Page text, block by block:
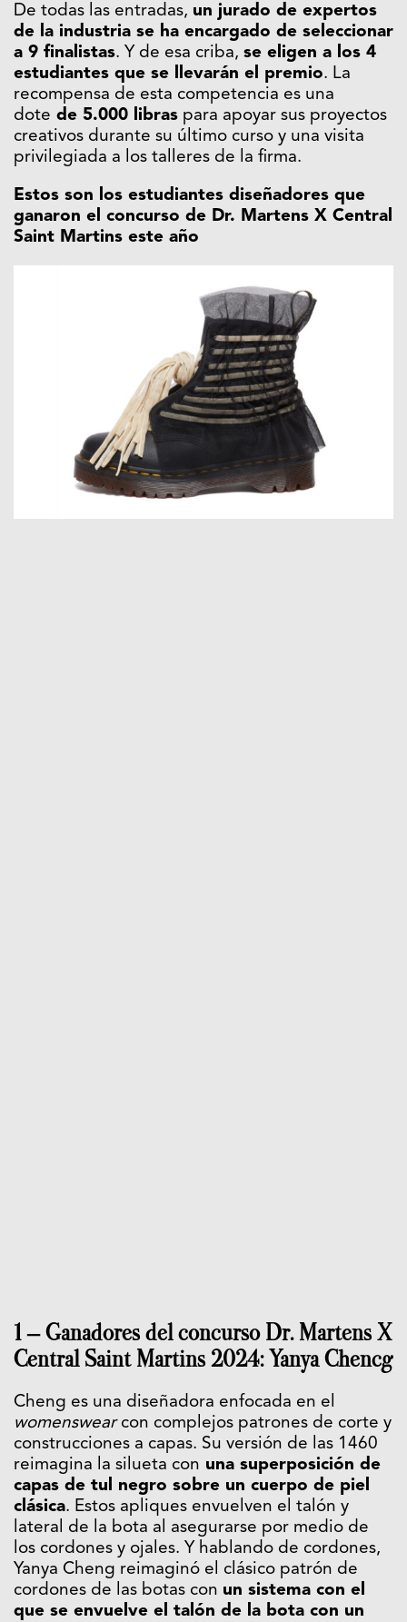
De todas las entradas, un jurado de expertos
de la industria se ha encargado de seleccionar
a 9 finalistas. Y de esa criba, se eligen a los 4
estudiantes que se llevarán el premio. La
recompensa de esta competencia es una
dote de 5.000 libras para apoyar sus proyectos
creativos durante su último curso y una visita
privilegiada a los talleres de la firma.
Estos son los estudiantes diseñadores que
ganaron el concurso de Dr. Martens X Central
Saint Martins este año
1 – Ganadores del concurso Dr. Martens X
Central Saint Martins 2024: Yanya Chencg
Cheng es una diseñadora enfocada en el
womenswearcon complejos patrones de corte y
construcciones a capas. Su versión de las 1460
reimagina la silueta con una superposición de
capas de tul negro sobre un cuerpo de piel
clásica. Estos apliques envuelven el talón y
lateral de la bota al asegurarse por medio de
los cordones y ojales. Y hablando de cordones,
Yanya Cheng reimaginó el clásico patrón de
cordones de las botas con un sistema con el
que se envuelve el talón de la bota con un